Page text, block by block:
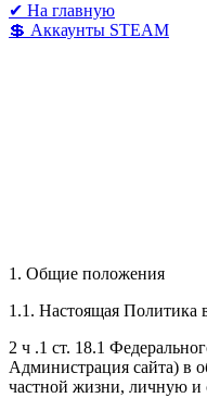
✔ На главную
💲 Аккаунты STEAM
1. Общие положения
1.1. Настоящая Политика
2 ч .1 ст. 18.1
Администрация сайта) в
частной жизни, личную и